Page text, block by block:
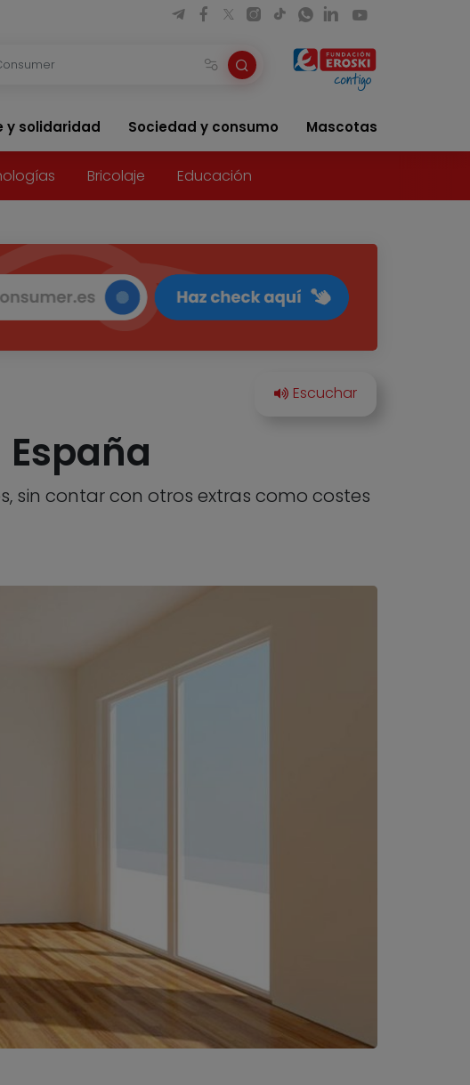
y solidaridad Sociedad y consumo Mascotas
Bricolaje Educación
sin contar con otros extras como costes